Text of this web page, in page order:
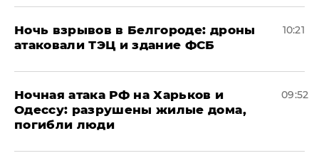
​Ночь взрывов в Белгороде: дроны
атаковали ТЭЦ и здание ФСБ
10:21
​Ночная атака РФ на Харьков и
Одессу: разрушены жилые дома,
погибли люди
09:52